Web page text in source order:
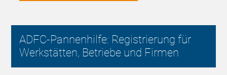
ADFC-Pannenhilfe: Registrierung für
Werkstätten, Betriebe und Firmen